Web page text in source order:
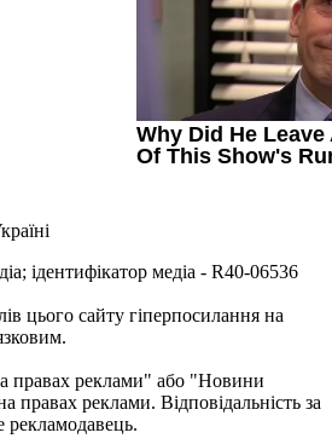
ідентифікатор медіа - R40-06536
цього сайту гіперпосилання на
правах реклами" або "Новини
правах реклами. Відповідальність за
рекламодавець.